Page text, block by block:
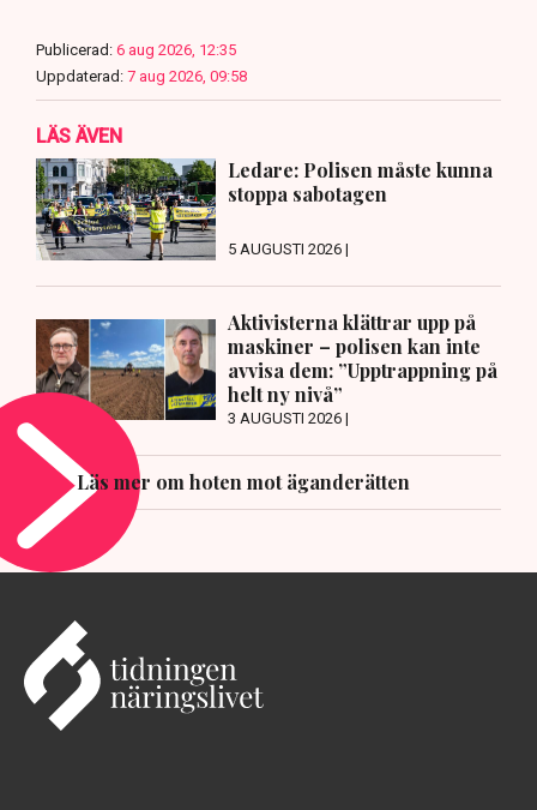
Publicerad: 6 aug 2026, 12:35
Uppdaterad: 7 aug 2026, 09:58
LÄS ÄVEN
Ledare: Polisen måste kunna
stoppa sabotagen
5 AUGUSTI 2026 |
Aktivisterna klättrar upp på
maskiner – polisen kan inte
avvisa dem: ”Upptrappning på
helt ny nivå”
3 AUGUSTI 2026 |
Läs mer om hoten mot äganderätten